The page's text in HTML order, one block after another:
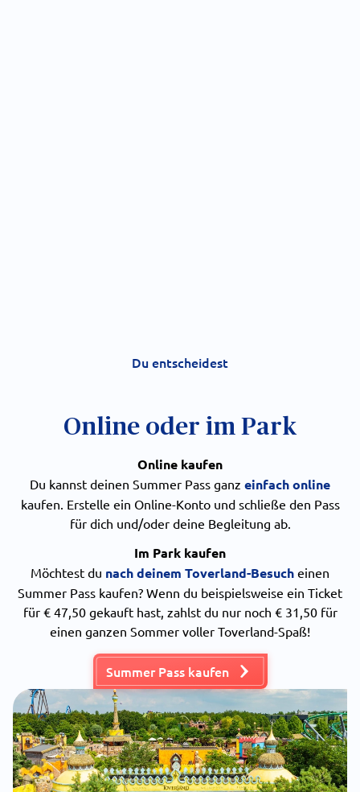
Du entscheidest
Online oder im Park
Online kaufen
Du kannst deinen Summer Pass ganz einfach online
kaufen. Erstelle ein Online-Konto und schließe den Pass
für dich und/oder deine Begleitung ab.
Im Park kaufen
Möchtest du nach deinem Toverland-Besuch einen
Summer Pass kaufen? Wenn du beispielsweise ein Ticket
für € 47,50 gekauft hast, zahlst du nur noch € 31,50 für
einen ganzen Sommer voller Toverland-Spaß!
Summer Pass kaufen